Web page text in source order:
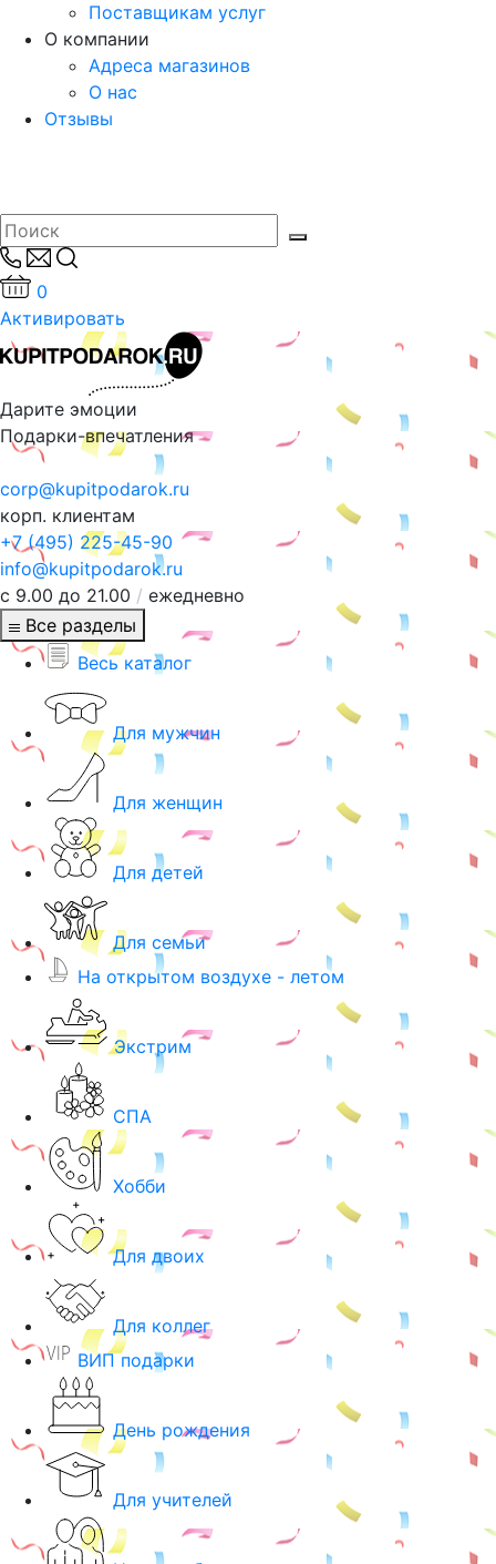
Поставщикам услуг
О компании
Адреса магазинов
О нас
Отзывы
0
Активировать
Дарите эмоции
Подарки-впечатления
corp@kupitpodarok.ru
корп. клиентам
+7 (495) 225-45-90
info@kupitpodarok.ru
с 9.00 до 21.00 / ежедневно
Все разделы
Весь каталог
Для мужчин
Для женщин
Для детей
Для семьи
На открытом воздухе - летом
Экстрим
СПА
Хобби
Для двоих
Для коллег
ВИП подарки
День рождения
Для учителей